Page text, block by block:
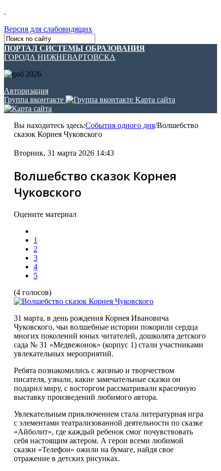
.
Версия для слабовидящих
ПОРТАЛ СИСТЕМЫ ОБРАЗОВАНИЯ
ГОРОДА НИЖНЕВАРТОВСКА
Авторизация
Группа вконтакте
Карта сайта
Вы находитесь здесь:События одного дня/Волшебство
сказок Корнея Чуковского
Вторник, 31 марта 2026 14:43
Волшебство сказок Корнея
Чуковского
Оцените материал
1
2
3
4
5
(4 голосов)
31 марта, в день рождения Корнея Ивановича
Чуковского, чьи волшебные истории покорили сердца
многих поколений юных читателей, дошколята детского
сада № 31 «Медвежонок» (корпус 1) стали участниками
увлекательных мероприятий.
Ребята познакомились с жизнью и творчеством
писателя, узнали, какие замечательные сказки он
подарил миру, с восторгом рассматривали красочную
выставку произведений любимого автора.
Увлекательным приключением стала литературная игра
с элементами театрализованной деятельности по сказке
«Айболит», где каждый ребенок смог почувствовать
себя настоящим актером. А герои всеми любимой
сказки «Телефон» ожили на бумаге, найдя свое
отражение в детских рисунках.